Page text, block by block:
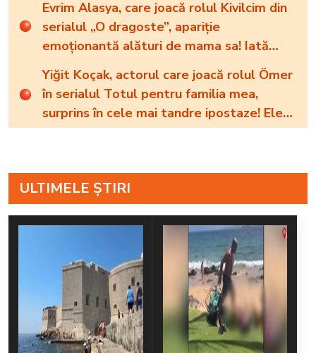
Evrim Alasya, care joacă rolul Kivilcim din
serialul „O dragoste”, apariție
emoționantă alături de mama sa! Iată
cum arată cea mai importantă persoană
din viața renumitei actrițe
Yiğit Koçak, actorul care joacă rolul Ömer
în serialul Totul pentru familia mea,
surprins în cele mai tandre ipostaze! Ele
sunt marile sale iubiri
ULTIMELE ȘTIRI